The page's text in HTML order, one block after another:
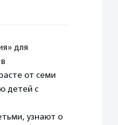
для
от семи
детей с
узнают о